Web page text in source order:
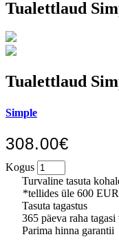
Tualettlaud
Tualettlaud
Simple
308.00€
Kogus
Turvaline tasuta
*tellides üle 600 EUR
Tasuta tagastus
365 päeva raha
Parima hinna garantii